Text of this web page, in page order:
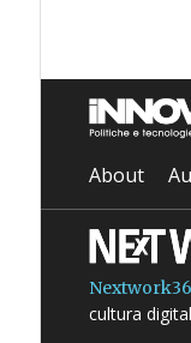
About
cultura